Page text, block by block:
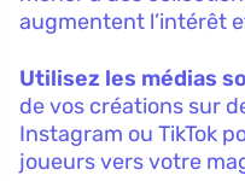
augmentent l’intérêt
Utilisez les médias
de vos créations sur
Instagram ou TikTok
joueurs vers votre